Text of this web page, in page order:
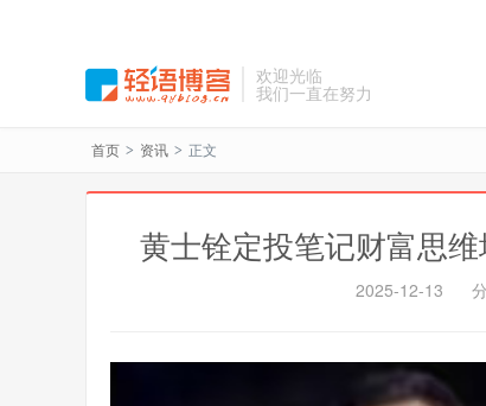
欢迎光临
我们一直在努力
首页 > 资讯 > 正文
黄士铨定投笔记财富思
2025-12-13